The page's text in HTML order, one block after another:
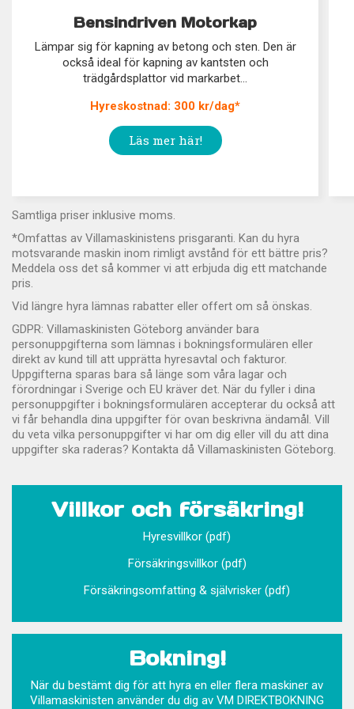
Bensindriven Motorkap
Lämpar sig för kapning av betong och sten. Den är
också ideal för kapning av kantsten och
trädgårdsplattor vid markarbet...
Hyreskostnad: 300 kr/dag*
Läs mer här!
Samtliga priser inklusive moms.
*Omfattas av Villamaskinistens prisgaranti. Kan du hyra
motsvarande maskin inom rimligt avstånd för ett bättre pris?
Meddela oss det så kommer vi att erbjuda dig ett matchande
pris.
Vid längre hyra lämnas rabatter eller offert om så önskas.
GDPR: Villamaskinisten Göteborg använder bara
personuppgifterna som lämnas i bokningsformulären eller
direkt av kund till att upprätta hyresavtal och fakturor.
Uppgifterna sparas bara så länge som våra lagar och
förordningar i Sverige och EU kräver det. När du fyller i dina
personuppgifter i bokningsformulären accepterar du också att
vi får behandla dina uppgifter för ovan beskrivna ändamål. Vill
du veta vilka personuppgifter vi har om dig eller vill du att dina
uppgifter ska raderas? Kontakta då Villamaskinisten Göteborg.
Villkor och försäkring!
Hyresvillkor (pdf)
Försäkringsvillkor (pdf)
Försäkringsomfatting & självrisker (pdf)
Bokning!
När du bestämt dig för att hyra en eller flera maskiner av
Villamaskinisten använder du dig av VM DIREKTBOKNING